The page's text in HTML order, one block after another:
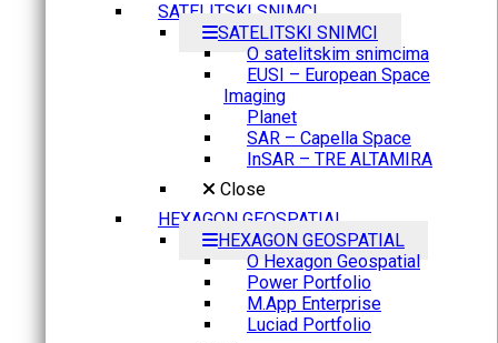
SATELITSKI SNIMCI
SATELITSKI SNIMCI
O satelitskim snimcima
EUSI – European Space
Imaging
Planet
SAR – Capella Space
InSAR – TRE ALTAMIRA
Close
HEXAGON GEOSPATIAL
HEXAGON GEOSPATIAL
O Hexagon Geospatial
Power Portfolio
M.App Enterprise
Luciad Portfolio